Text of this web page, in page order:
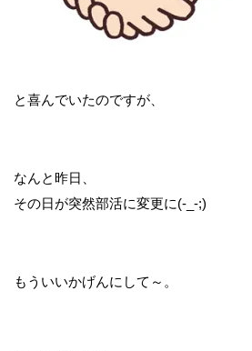
と喜んでいたのですが、
なんと昨日、
その日が突然部活に変更に(-_-;)
もういいかげんにして～。